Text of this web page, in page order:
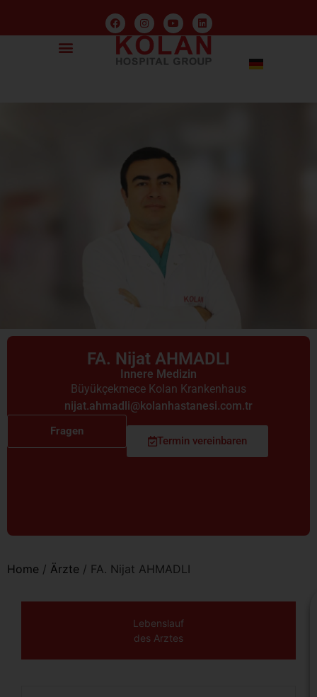
FA. Nijat AHMADLI
Innere Medizin
Büyükçekmece Kolan Krankenhaus
nijat.ahmadli@kolanhastanesi.com.tr
Fragen
Termin vereinbaren
Home / Ärzte / FA. Nijat AHMADLI
Lebenslauf
des Arztes